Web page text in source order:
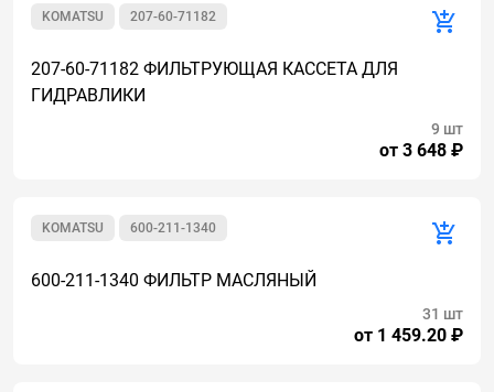
207-60-71182
KOMATSU
207-60-71182 ФИЛЬТРУЮЩАЯ КАССЕТА ДЛЯ
ГИДРАВЛИКИ
от 3 648 ₽
9 шт
600-211-1340
KOMATSU
600-211-1340 ФИЛЬТР МАСЛЯНЫЙ
от 1 459.20 ₽
31 шт